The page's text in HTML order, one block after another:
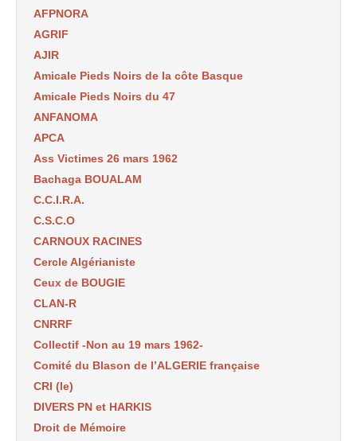
AFPNORA
AGRIF
AJIR
Amicale Pieds Noirs de la côte Basque
Amicale Pieds Noirs du 47
ANFANOMA
APCA
Ass Victimes 26 mars 1962
Bachaga BOUALAM
C.C.I.R.A.
C.S.C.O
CARNOUX RACINES
Cercle Algérianiste
Ceux de BOUGIE
CLAN-R
CNRRF
Collectif -Non au 19 mars 1962-
Comité du Blason de l’ALGERIE française
CRI (le)
DIVERS PN et HARKIS
Droit de Mémoire